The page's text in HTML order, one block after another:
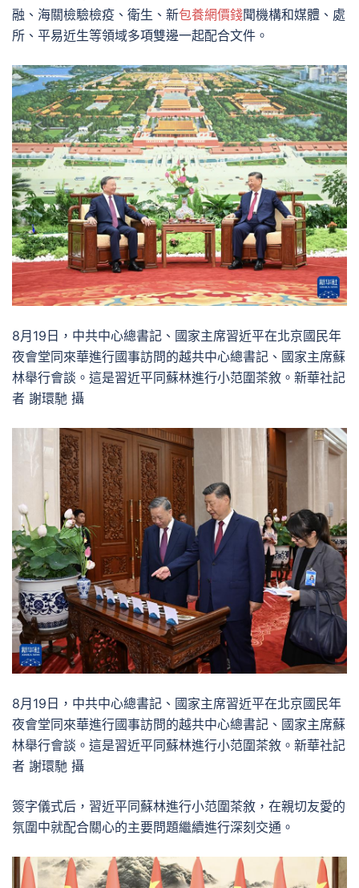
融、海關檢驗檢疫、衛生、新包養網價錢聞機構和媒體、處
所、平易近生等領域多項雙邊一起配合文件。
8月19日，中共中心總書記、國家主席習近平在北京國民年
夜會堂同來華進行國事訪問的越共中心總書記、國家主席蘇
林舉行會談。這是習近平同蘇林進行小范圍茶敘。新華社記
者 謝環馳 攝
8月19日，中共中心總書記、國家主席習近平在北京國民年
夜會堂同來華進行國事訪問的越共中心總書記、國家主席蘇
林舉行會談。這是習近平同蘇林進行小范圍茶敘。新華社記
者 謝環馳 攝
簽字儀式后，習近平同蘇林進行小范圍茶敘，在親切友愛的
氛圍中就配合關心的主要問題繼續進行深刻交通。